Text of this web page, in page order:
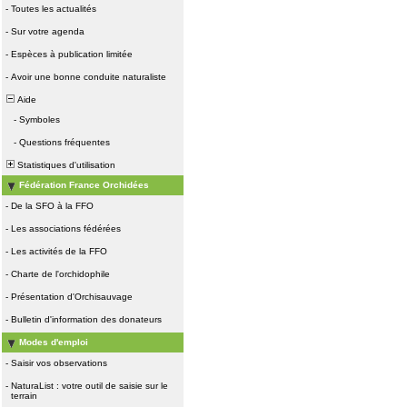
- Toutes les actualités
- Sur votre agenda
- Espèces à publication limitée
- Avoir une bonne conduite naturaliste
Aide
- Symboles
- Questions fréquentes
Statistiques d'utilisation
Fédération France Orchidées
- De la SFO à la FFO
- Les associations fédérées
- Les activités de la FFO
- Charte de l'orchidophile
- Présentation d'Orchisauvage
- Bulletin d'information des donateurs
Modes d'emploi
- Saisir vos observations
- NaturaList : votre outil de saisie sur le
terrain